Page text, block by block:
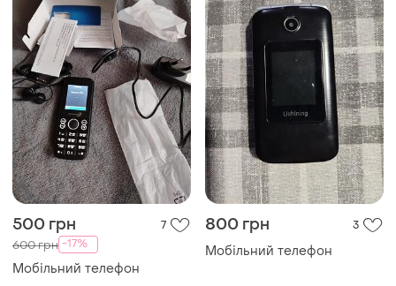
500 грн 7
600 грн -17%
Мобільний телефон
800 грн 3
Мобільний телефон